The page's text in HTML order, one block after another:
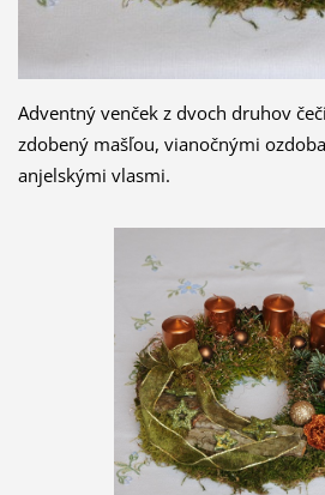
Adventný venček z dvoch druhov
zdobený mašľou, vianočnými
anjelskými vlasmi.